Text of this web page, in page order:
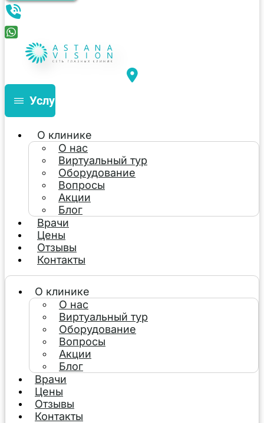
Услуги
О клинике
О нас
Виртуальный тур
Оборудование
Вопросы
Акции
Блог
Врачи
Цены
Отзывы
Контакты
О клинике
О нас
Виртуальный тур
Оборудование
Вопросы
Акции
Блог
Врачи
Цены
Отзывы
Контакты